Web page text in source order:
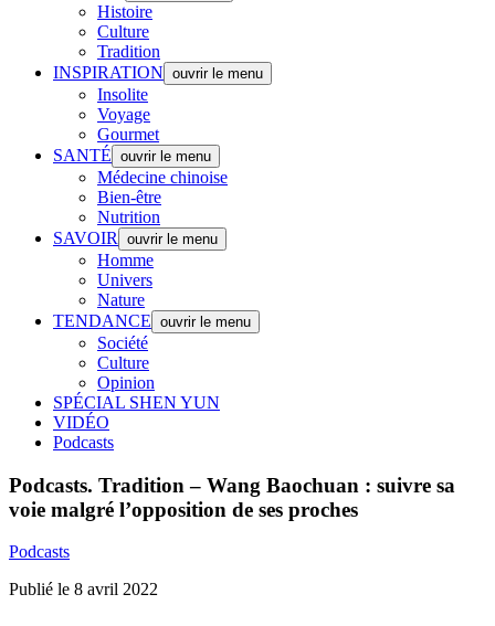
Histoire
Culture
Tradition
INSPIRATION ouvrir le menu
Insolite
Voyage
Gourmet
SANTÉ ouvrir le menu
Médecine chinoise
Bien-être
Nutrition
SAVOIR
ouvrir le menu
Homme
Univers
Nature
TENDANCE ouvrir le menu
Société
Culture
Opinion
SPÉCIAL SHEN YUN
VIDÉO
Podcasts
Podcasts. Tradition – Wang Baochuan : suivre sa
voie malgré l’opposition de ses proches
Podcasts
Publié le 8 avril 2022